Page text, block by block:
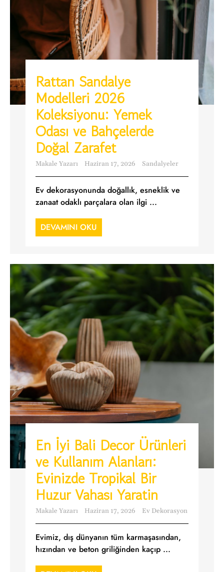
Rattan Sandalye
Modelleri 2026
Koleksiyonu: Yemek
Odası ve Bahçelerde
Doğal Zarafet
Makale Yazarı Haziran 17, 2026 Sandalyeler
Ev dekorasyonunda doğallık, esneklik ve
zanaat odaklı parçalara olan ilgi ...
DEVAMINI OKU
En İyi Bali Decor Ürünleri
ve Kullanım Alanları:
Evinizde Tropikal Bir
Huzur Vahası Yaratin
Makale Yazarı Haziran 17, 2026 Ev Dekorasyon
Evimiz, dış dünyanın tüm karmaşasından,
hızından ve beton griliğinden kaçıp ...